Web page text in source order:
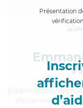
Présentation
à
,
d'expérience et